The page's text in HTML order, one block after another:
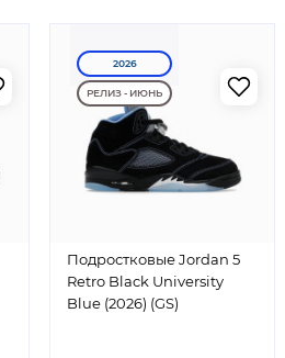
2026
РЕЛИЗ - ИЮНЬ
Подростковые Jordan 5
Retro Black University
Blue (2026) (GS)